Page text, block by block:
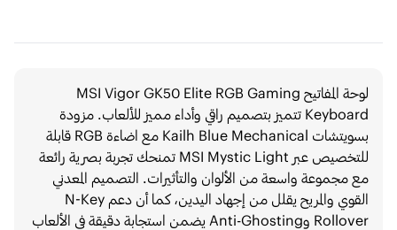
لوحة المفاتيح MSI Vigor GK50 Elite RGB Gaming
Keyboard تتميز بتصميم راقي وأداء مميز للألعاب. مزودة
بسويتشات Kailh Blue Mechanical مع اضاءة RGB قابلة
للتخصيص عبر MSI Mystic Light تمنحك تجربة بصرية رائعة
مع مجموعة واسعة من الألوان والتأثيرات. التصميم المعدني
القوي والمريح يقلل من إجهاد اليدين، كما أن دعم N-Key
Rollover وAnti-Ghosting يضمن استجابة دقيقة في الألعاب